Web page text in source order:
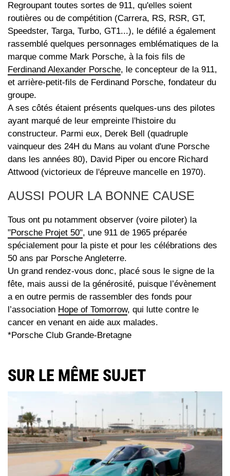
Regroupant toutes sortes de 911, qu'elles soient
routières ou de compétition (Carrera, RS, RSR, GT,
Speedster, Targa, Turbo, GT1...), le défilé a également
rassemblé quelques personnages emblématiques de la
marque comme Mark Porsche, à la fois fils de
Ferdinand Alexander Porsche, le concepteur de la 911,
et arrière-petit-fils de Ferdinand Porsche, fondateur du
groupe.
A ses côtés étaient présents quelques-uns des pilotes
ayant marqué de leur empreinte l'histoire du
constructeur. Parmi eux, Derek Bell (quadruple
vainqueur des 24H du Mans au volant d'une Porsche
dans les années 80), David Piper ou encore Richard
Attwood (victorieux de l'épreuve mancelle en 1970).
AUSSI POUR LA BONNE CAUSE
Tous ont pu notamment observer (voire piloter) la
"Porsche Projet 50", une 911 de 1965 préparée
spécialement pour la piste et pour les célébrations des
50 ans par Porsche Angleterre.
Un grand rendez-vous donc, placé sous le signe de la
fête, mais aussi de la générosité, puisque l’évènement
a en outre permis de rassembler des fonds pour
l’association Hope of Tomorrow, qui lutte contre le
cancer en venant en aide aux malades.
*Porsche Club Grande-Bretagne
SUR LE MÊME SUJET